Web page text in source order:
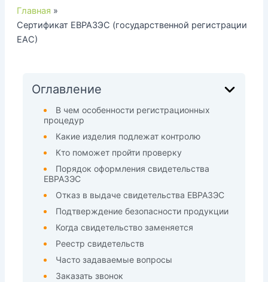
Главная
Сертификат ЕВРАЗЭС (государственной регистрации
ЕАС)
Оглавление
В чем особенности регистрационных
процедур
Какие изделия подлежат контролю
Кто поможет пройти проверку
Порядок оформления свидетельства
ЕВРАЗЭС
Отказ в выдаче свидетельства ЕВРАЗЭС
Подтверждение безопасности продукции
Когда свидетельство заменяется
Реестр свидетельств
Часто задаваемые вопросы
Заказать звонок